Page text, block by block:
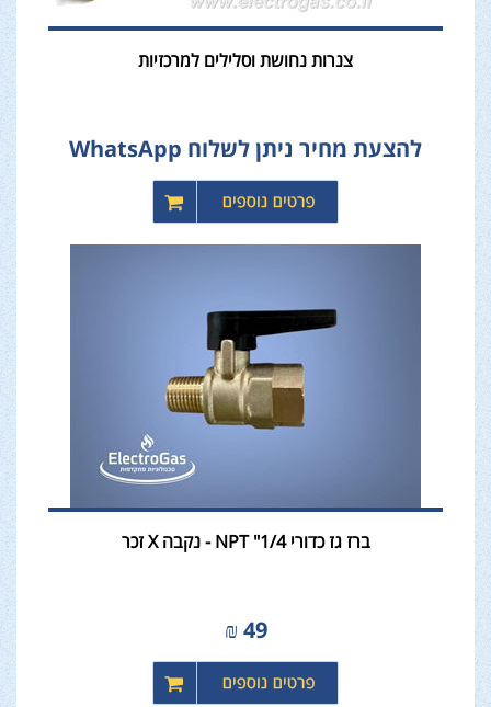
צנרות נחושת וסלילים למרכזיות
להצעת מחיר ניתן לשלוח WhatsApp
ברז גז כדורי 1/4" NPT - נקבה X זכר
49
₪